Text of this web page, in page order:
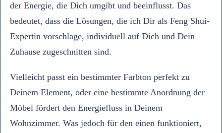
der Energie, die Dich umgibt und beeinflusst. Das
bedeutet, dass die Lösungen, die ich Dir als Feng Shui-
Expertin vorschlage, individuell auf Dich und Dein
Zuhause zugeschnitten sind.
Vielleicht passt ein bestimmter Farbton perfekt zu
Deinem Element, oder eine bestimmte Anordnung der
Möbel fördert den Energiefluss in Deinem
Wohnzimmer. Was jedoch für den einen funktioniert,